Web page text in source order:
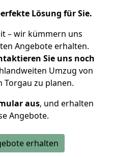
Lösung für Sie.
– wir kümmern uns
Angebote erhalten.
Sie uns noch
Umzug von
Torgau zu planen.
aus, und erhalten
Angebote.
erhalten